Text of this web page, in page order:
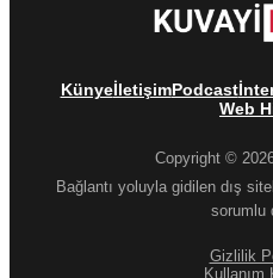
KünyeİletişimPodcast
Web
Copyright ©
Bağlantı yoluyla gidilen dış
sorumlu
Gizlilik
Kullanım